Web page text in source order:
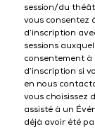
session/du
vous consentez
d’inscription
sessions
consentement
d’inscription si
en nous
vous choisissez
assisté à un
déjà avoir été